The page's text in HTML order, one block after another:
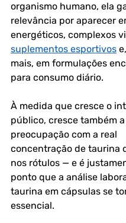
organismo humano, ela
relevância por aparecer
energéticos, complexos
suplementos esportivos
mais, em formulações
para consumo diário.
À medida que cresce o
público, cresce também a
preocupação com a real
concentração de taurina
nos rótulos — e é
ponto que a análise
taurina em cápsulas se
essencial.